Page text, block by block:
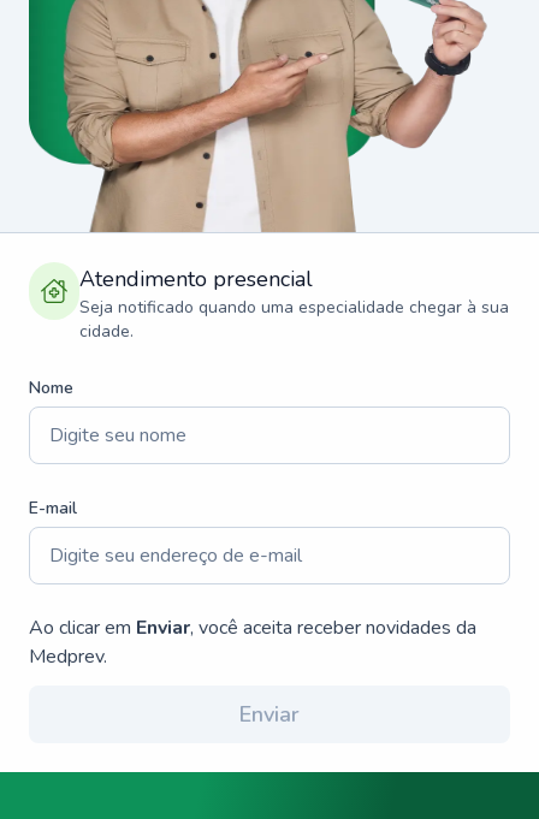
Atendimento presencial
Seja notificado quando uma especialidade chegar à sua
cidade.
Nome
E-mail
Ao clicar em Enviar, você aceita receber novidades da
Medprev.
Enviar